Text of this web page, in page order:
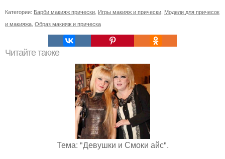
Категории: Барби макияж прически Игры макияж и прически Модели для причесок
и макияжа Образ макияж и прическа
Читайте также
Тема: "Девушки и Смоки айс".